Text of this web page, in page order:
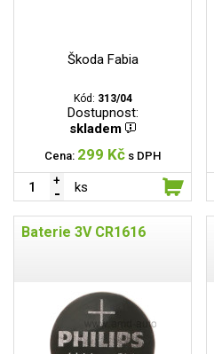
Škoda Fabia
Kód: 313/04
Dostupnost:
skladem
Cena: 299 Kč s DPH
ks
Baterie 3V CR1616